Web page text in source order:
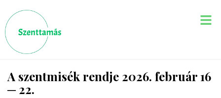
A szentmisék rendje 2026. február 16
─ 22.